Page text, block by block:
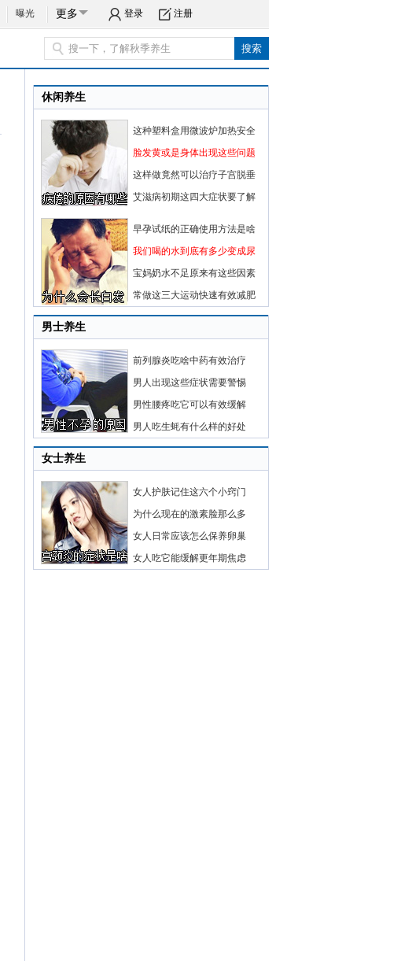
曝光 更多 登录 注册
休闲养生
这种塑料盒用微波炉加热安全
脸发黄或是身体出现这些问题
这样做竟然可以治疗子宫脱垂
艾滋病初期这四大症状要了解
早孕试纸的正确使用方法是啥
我们喝的水到底有多少变成尿
宝妈奶水不足原来有这些因素
常做这三大运动快速有效减肥
男士养生
前列腺炎吃啥中药有效治疗
男人出现这些症状需要警惕
男性腰疼吃它可以有效缓解
男人吃生蚝有什么样的好处
女士养生
女人护肤记住这六个小窍门
为什么现在的激素脸那么多
女人日常应该怎么保养卵巢
女人吃它能缓解更年期焦虑